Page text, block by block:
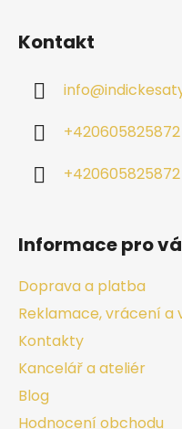
Kontakt
info@
+420605825872
+420605825872
Informace pro
Doprava a platba
Reklamace, vrácení a
Kontakty
Kancelář a ateliér
Blog
Hodnocení obchodu